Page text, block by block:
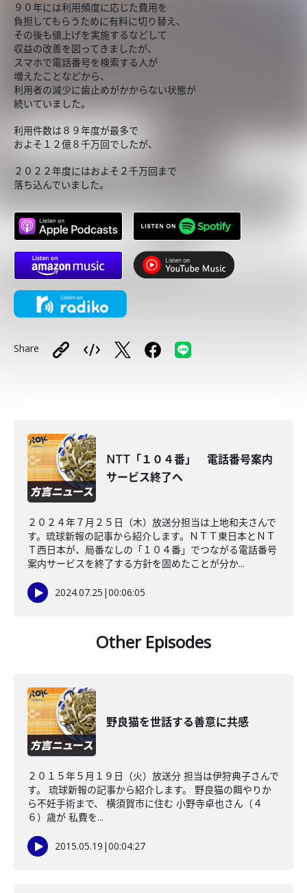
９０年には利用頻度に応じた費用を
負担してもらうために有料に切り替え、
その後も値上げを実施するなどして
収益の改善を図ってきましたが、
スマホで電話番号を検索する人が
増えたことなどから、
利用者の減少に歯止めがかからない状態が
続いていました。
利用件数は８９年度が最多で
およそ１２億８千万回でしたが、
２０２２年度にはおよそ２千万回まで
落ち込んでいました。
Share
NTT「１０４番」 電話番号案内
サービス終了へ
２０２４年７月２５日（木）放送分担当は上地和夫さんで
す。琉球新報の記事から紹介します。ＮＴＴ東日本とＮＴ
Ｔ西日本が、局番なしの「１０４番」でつながる電話番号
案内サービスを終了する方針を固めたことが分か...
2024.07.25 |00:06:05
Other Episodes
野良猫を世話する善意に共感
２０１５年５月１９日（火）放送分 担当は伊狩典子さんで
す。 琉球新報の記事から紹介します。 野良猫の餌やりか
ら不妊手術まで、 横須賀市に住む 小野寺卓也さん（４
６）歳が 私費を...
2015.05.19 |00:04:27